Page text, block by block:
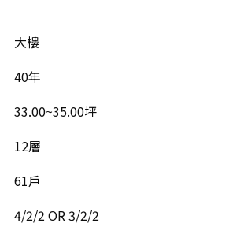
大樓
40年
33.00~35.00坪
12層
61戶
4/2/2 OR 3/2/2